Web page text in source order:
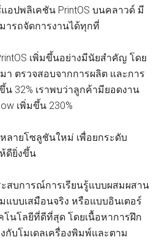
อปพลิเคชัน PrintOS บนคลาวด์ มี
ารถจัดการงานได้ทุกที่
เพิ่มขึ้นอย่างมีนัยสำคัญ โดย
า ตรวจสอบจากการผลิต และการ
น 32% เราพบว่าลูกค้ามียอดงาน
เพิ่มขึ้น 230%
ลายโซลูชันใหม่ เพื่อยกระดับ
ดียิ่งขึ้น
ะสบการณ์การเรียนรู้แบบผสมผสาน
บบเสมือนจริง หรือแบบอินเตอร์
นโลยีที่ดีที่สุด โดยเนื้อหาการฝึก
กับโมเดลเครื่องพิมพ์และตาม